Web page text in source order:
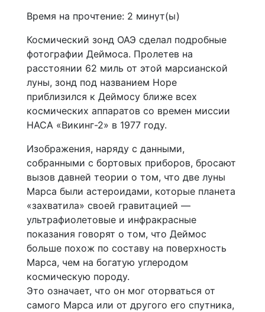
Время на прочтение: 2 минут(ы)
Космический зонд ОАЭ сделал подробные
фотографии Деймоса. Пролетев на
расстоянии 62 миль от этой марсианской
луны, зонд под названием Hope
приблизился к Деймосу ближе всех
космических аппаратов со времен миссии
НАСА «Викинг-2» в 1977 году.
Изображения, наряду с данными,
собранными с бортовых приборов, бросают
вызов давней теории о том, что две луны
Марса были астероидами, которые планета
«захватила» своей гравитацией —
ультрафиолетовые и инфракрасные
показания говорят о том, что Деймос
больше похож по составу на поверхность
Марса, чем на богатую углеродом
космическую породу.
Это означает, что он мог оторваться от
самого Марса или от другого его спутника,